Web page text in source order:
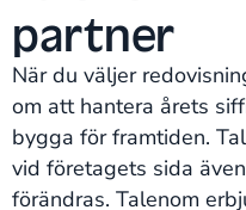
partner
När du väljer
om att hantera årets
bygga för framtiden.
vid företagets sida
förändras. Talenom